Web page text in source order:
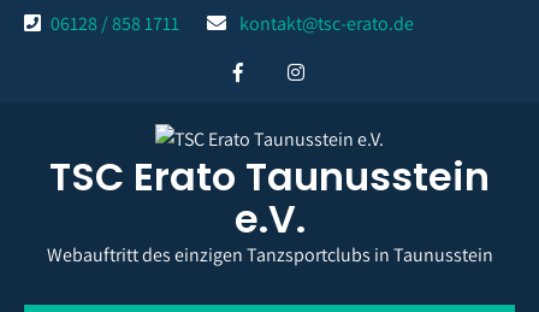
Skip
06128 / 858 1711 kontakt@tsc-erato.de
TSC Erato Taunusstein
e.V.
Webauftritt des einzigen Tanzsportclubs in Taunusstein